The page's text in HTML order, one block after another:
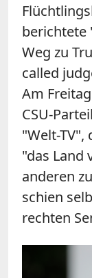
berichtete
Weg zu
called
Am
CSU-
"Welt-
"das Land
anderen
schien
rechten